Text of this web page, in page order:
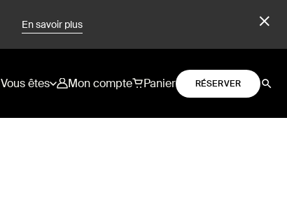
En savoir plus
Vous êtes Mon compte Panier RÉSERVER